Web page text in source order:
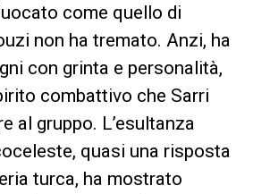
come quello di
non ha tremato. Anzi, ha
con grinta e personalità,
combattivo che Sarri
al gruppo. L’esultanza
quasi una risposta
turca, ha mostrato